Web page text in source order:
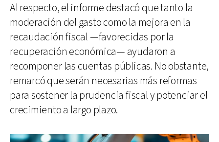
Al respecto, el informe destacó que tanto la
moderación del gasto como la mejora en la
recaudación fiscal —favorecidas por la
recuperación económica— ayudaron a
recomponer las cuentas públicas. No obstante,
remarcó que serán necesarias más reformas
para sostener la prudencia fiscal y potenciar el
crecimiento a largo plazo.